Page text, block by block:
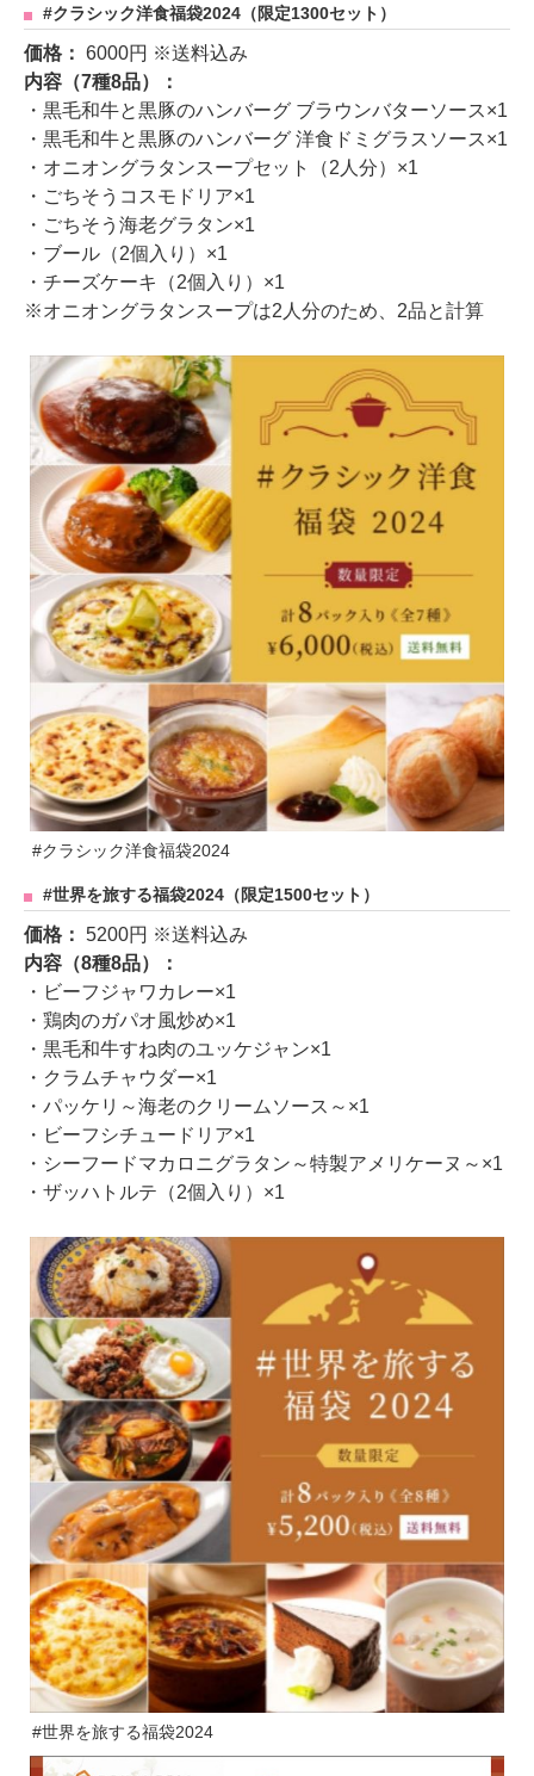
#クラシック洋食福袋2024（限定1300セット）
価格： 6000円 ※送料込み
内容（7種8品）：
・黒毛和牛と黒豚のハンバーグ ブラウンバターソース×1
・黒毛和牛と黒豚のハンバーグ 洋食ドミグラスソース×1
・オニオングラタンスープセット（2人分）×1
・ごちそうコスモドリア×1
・ごちそう海老グラタン×1
・ブール（2個入り）×1
・チーズケーキ（2個入り）×1
※オニオングラタンスープは2人分のため、2品と計算
#クラシック洋食福袋2024
#世界を旅する福袋2024（限定1500セット）
価格： 5200円 ※送料込み
内容（8種8品）：
・ビーフジャワカレー×1
・鶏肉のガパオ風炒め×1
・黒毛和牛すね肉のユッケジャン×1
・クラムチャウダー×1
・パッケリ～海老のクリームソース～×1
・ビーフシチュードリア×1
・シーフードマカロニグラタン～特製アメリケーヌ～×1
・ザッハトルテ（2個入り）×1
#世界を旅する福袋2024